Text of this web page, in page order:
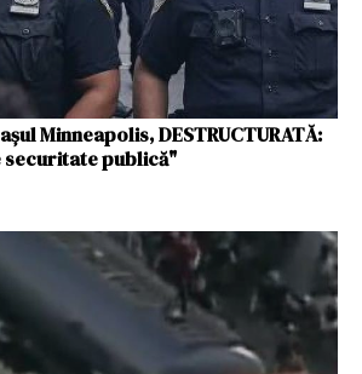
Minneapolis, DESTRUCTURATĂ:
securitate publică"